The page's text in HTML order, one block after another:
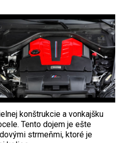
konštrukcie a vonkajšku
Tento dojem je ešte
strmeňmi, ktoré je